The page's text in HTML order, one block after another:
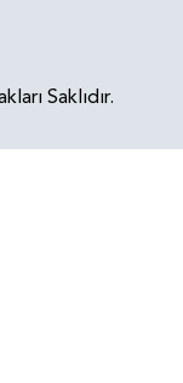
Saklıdır.